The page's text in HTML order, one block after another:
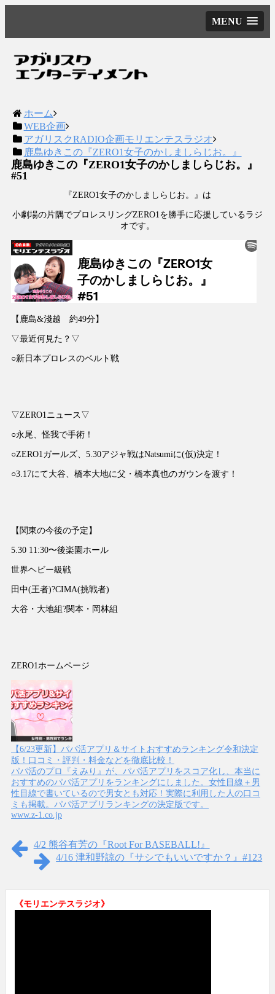
MENU
ホーム
WEB企画
アガリスクRADIO企画モリエンテスラジオ
鹿島ゆきこの『ZERO1女子のかしましらじお。』
鹿島ゆきこの『ZERO1女子のかしましらじお。』
#51
『ZERO1女子のかしましらじお。』は
小劇場の片隅でプロレスリングZERO1を勝手に応援しているラジ
オです。
【鹿島&淺越 約49分】
▽最近何見た？▽
○新日本プロレスのベルト戦
▽ZERO1ニュース▽
○永尾、怪我で手術！
○ZERO1ガールズ、5.30アジャ戦はNatsumiに(仮)決定！
○3.17にて大谷、橋本大地に父・橋本真也のガウンを渡す！
【関東の今後の予定】
5.30 11:30〜後楽園ホール
世界ヘビー級戦
田中(王者)?CIMA(挑戦者)
大谷・大地組?関本・岡林組
ZERO1ホームページ
【6/23更新】パパ活アプリ＆サイトおすすめランキング令和決定
版！口コミ・評判・料金などを徹底比較！
パパ活のプロ『えみり』が、パパ活アプリをスコア化し、本当に
おすすめのパパ活アプリをランキングにしました。女性目線＋男
性目線で書いているので男女とも対応！実際に利用した人の口コ
ミも掲載。パパ活アプリランキングの決定版です。
www.z-1.co.jp
4/2 熊谷有芳の『Root For BASEBALL!』
4/16 津和野諒の『サシでもいいですか？』#123
《モリエンテスラジオ》